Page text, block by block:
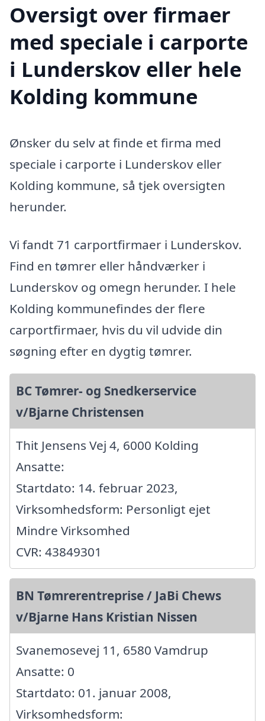
Oversigt over firmaer
med speciale i carporte
i Lunderskov eller hele
Kolding kommune
Ønsker du selv at finde et firma med
speciale i carporte i Lunderskov eller
Kolding kommune, så tjek oversigten
herunder.
Vi fandt 71 carportfirmaer i Lunderskov.
Find en tømrer eller håndværker i
Lunderskov og omegn herunder. I hele
Kolding kommunefindes der flere
carportfirmaer, hvis du vil udvide din
søgning efter en dygtig tømrer.
BC Tømrer- og Snedkerservice
v/Bjarne Christensen
Thit Jensens Vej 4, 6000 Kolding
Ansatte:
Startdato: 14. februar 2023,
Virksomhedsform: Personligt ejet
Mindre Virksomhed
CVR: 43849301
BN Tømrerentreprise / JaBi Chews
v/Bjarne Hans Kristian Nissen
Svanemosevej 11, 6580 Vamdrup
Ansatte: 0
Startdato: 01. januar 2008,
Virksomhedsform: